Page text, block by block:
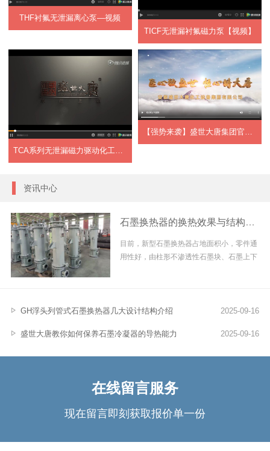
THF衬氟无泄漏离心泵—视频
TICF无泄漏衬氟磁力泵【视频】
TCA系列无泄漏磁力驱动化工流程泵【视频
【强势来袭】盛世大唐集团官方宣传片正式上...
资讯中心
石墨换热器的换热效果与结构强度
目前，新型石墨换热器占地面积小，零件通
用性好，由柱形不渗透性石墨块、石墨上下
2025-09-16
GH浮头列管式石墨换热器几大设计结构介绍
2025-09-16
盛世大唐教你如何保养石墨冷凝器的导热能力
在线留言服务
现在留言即刻获取报价单一份